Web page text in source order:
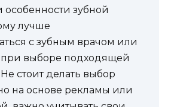
особенности зубной
лучше
с зубным врачом или
при выборе подходящей
стоит делать выбор
на основе рекламы или